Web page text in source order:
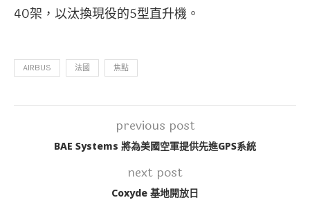
40架，以汰換現役的5型直升機。
AIRBUS 法國 焦點
previous post
BAE Systems 將為美國空軍提供先進GPS系統
next post
Coxyde 基地開放日